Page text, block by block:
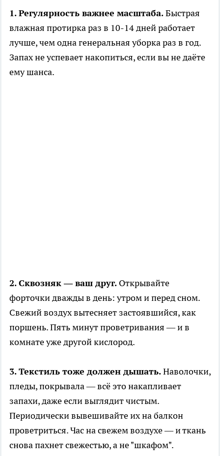
1. Регулярность важнее масштаба.Быстрая
влажная протирка раз в 10-14 дней работает
лучше, чем одна генеральная уборка раз в год.
Запах не успевает накопиться, если вы не даёте
ему шанса.
2. Сквозняк — ваш друг. Открывайте
форточки дважды в день: утром и перед сном.
Свежий воздух вытесняет застоявшийся, как
поршень. Пять минут проветривания — и в
комнате уже другой кислород.
3. Текстиль тоже должен дышать.Наволочки,
пледы, покрывала — всё это накапливает
запахи, даже если выглядит чистым.
Периодически вывешивайте их на балкон
проветриться. Час на свежем воздухе — и ткань
снова пахнет свежестью, а не "шкафом".